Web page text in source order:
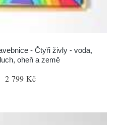
- Čtyři živly - voda,
oheň a země
2 799 Kč